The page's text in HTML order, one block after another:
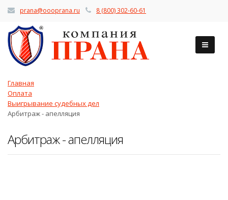
prana@oooprana.ru 8 (800) 302-60-61
Главная
Оплата
Выигрывание судебных дел
Арбитраж - апелляция
Арбитраж - апелляция